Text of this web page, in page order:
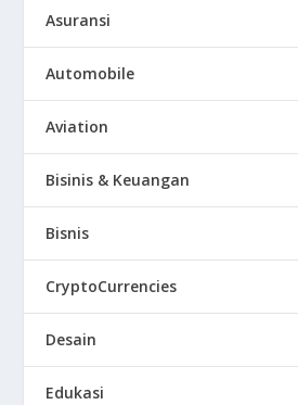
Asuransi
Automobile
Aviation
Bisinis & Keuangan
Bisnis
CryptoCurrencies
Desain
Edukasi